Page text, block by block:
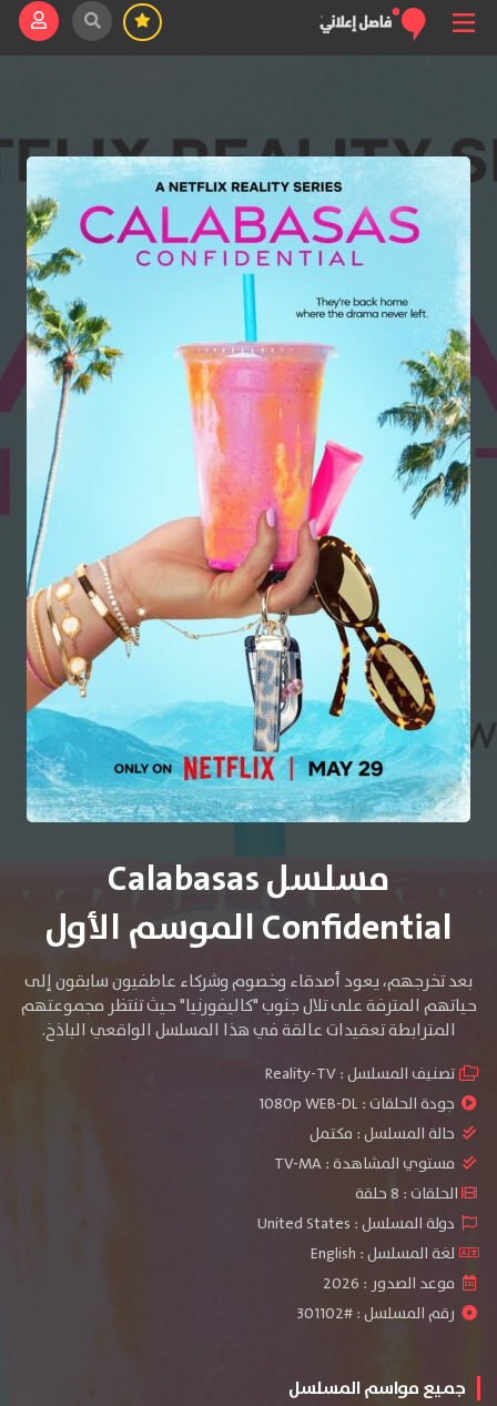
مسلسل Calabasas
Confidential الموسم الأول
بعد تخرجهم، يعود أصدقاء وخصوم وشركاء عاطفيون سابقون إلى
حياتهم المترفة على تلال جنوب "كاليفورنيا" حيث تنتظر مجموعتهم
المترابطة تعقيدات عالقة في هذا المسلسل الواقعي الباذخ.
تصنيف المسلسل :Reality-TV
جودة الحلقات :1080p WEB-DL
حالة المسلسل : مكتمل
مستوي المشاهدة :TV-MA
الحلقات : 8 حلقة
دولة المسلسل : United States
لغة المسلسل : English
موعد الصدور : 2026
رقم المسلسل : #301102
جميع مواسم المسلسل